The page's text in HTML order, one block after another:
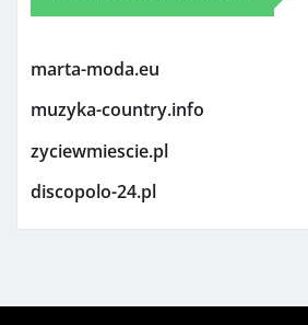
marta-moda.eu
muzyka-country.info
zyciewmiescie.pl
discopolo-24.pl